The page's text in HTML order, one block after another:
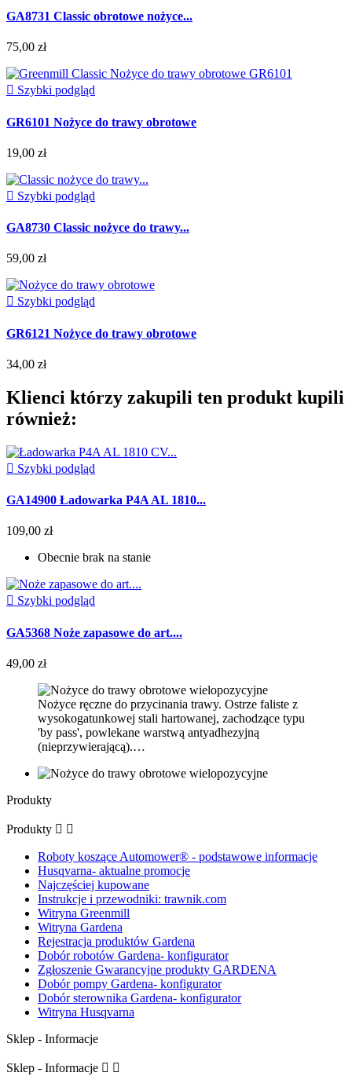
GA8731 Classic obrotowe nożyce...
75,00 zł
 Szybki podgląd
GR6101 Nożyce do trawy obrotowe
19,00 zł
 Szybki podgląd
GA8730 Classic nożyce do trawy...
59,00 zł
 Szybki podgląd
GR6121 Nożyce do trawy obrotowe
34,00 zł
Klienci którzy zakupili ten produkt kupili
również:
 Szybki podgląd
GA14900 Ładowarka P4A AL 1810...
109,00 zł
Obecnie brak na stanie
 Szybki podgląd
GA5368 Noże zapasowe do art....
49,00 zł
Nożyce ręczne do przycinania trawy. Ostrze faliste z
wysokogatunkowej stali hartowanej, zachodzące typu
'by pass', powlekane warstwą antyadhezyjną
(nieprzywierającą).…
Produkty
Produkty  
Roboty koszące Automower® - podstawowe informacje
Husqvarna- aktualne promocje
Najczęściej kupowane
Instrukcje i przewodniki: trawnik.com
Witryna Greenmill
Witryna Gardena
Rejestracja produktów Gardena
Dobór robotów Gardena- konfigurator
Zgłoszenie Gwarancyjne produkty GARDENA
Dobór pompy Gardena- konfigurator
Dobór sterownika Gardena- konfigurator
Witryna Husqvarna
Sklep - Informacje
Sklep - Informacje  